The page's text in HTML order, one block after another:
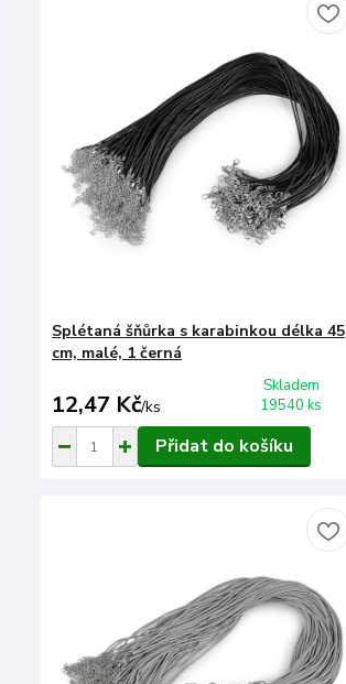
Splétaná šňůrka s karabinkou délka 45
cm, malé, 1 černá
12,47 Kč/ks
Skladem
19540 ks
Přidat do košíku